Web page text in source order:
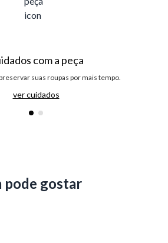
com a peça
suas roupas por mais tempo.
ver cuidados
pode gostar